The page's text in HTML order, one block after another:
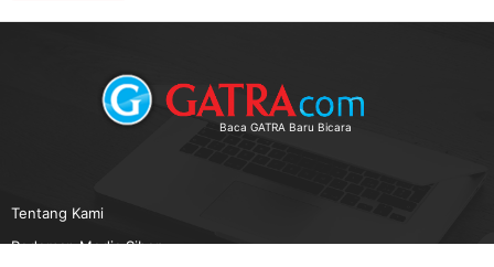
Baca GATRA Baru Bicara
Tentang Kami
Pedoman Media Siber